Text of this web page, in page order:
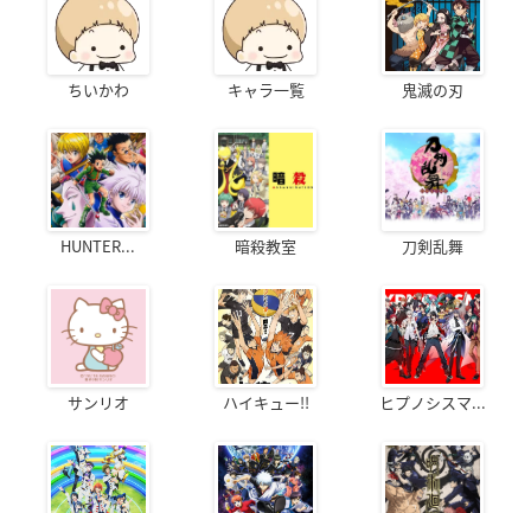
ちいかわ キャラ一覧 鬼滅の刃
HUNTER... 暗殺教室 刀剣乱舞
サンリオ ハイキュー!! ヒプノシスマ...